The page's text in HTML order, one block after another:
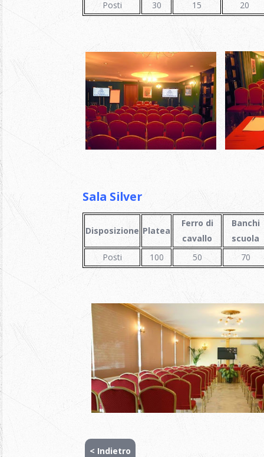
Posti
30 15 20
Sala Silver
Disposizione Platea
Ferro di
cavallo
Banchi
scuola
Posti
100 50 70
< Indietro